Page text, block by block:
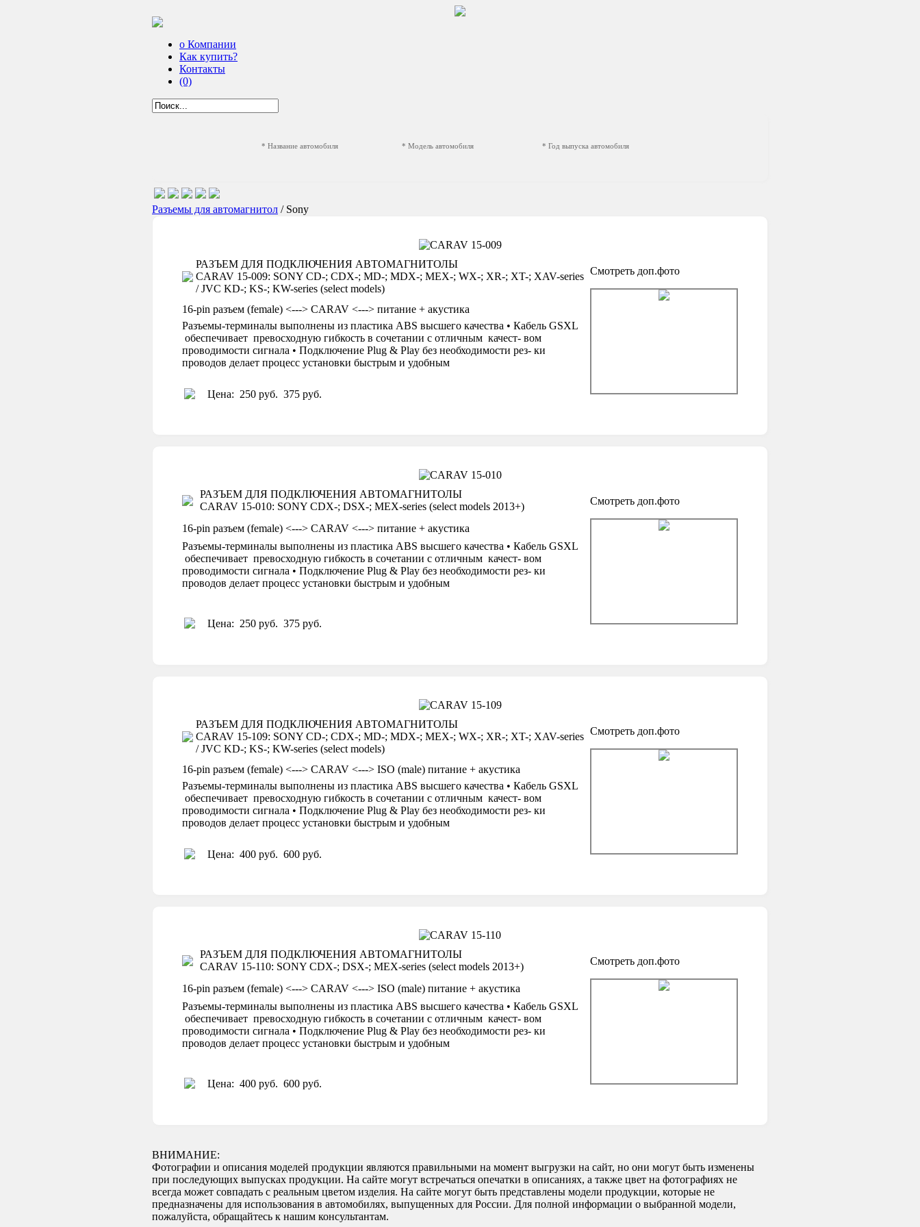
о Компании
Как купить?
Контакты
(0)
* Название автомобиля * Модель автомобиля * Год выпуска автомобиля
Разъемы для автомагнитол / Sony
РАЗЪЕМ ДЛЯ ПОДКЛЮЧЕНИЯ АВТОМАГНИТОЛЫ
CARAV 15-009: SONY CD-; CDX-; MD-; MDX-; MEX-; WX-; XR-; XT-; XAV-series
/ JVC KD-; KS-; KW-series (select models)
Смотреть доп.фото
16-pin разъем (female) <---> CARAV <---> питание + акустика
Разъемы-терминалы выполнены из пластика ABS высшего качества • Кабель GSXL
обеспечивает превосходную гибкость в сочетании с отличным качест- вом
проводимости сигнала • Подключение Plug & Play без необходимости рез- ки
проводов делает процесс установки быстрым и удобным
Цена: 250 руб. 375 руб.
РАЗЪЕМ ДЛЯ ПОДКЛЮЧЕНИЯ АВТОМАГНИТОЛЫ
CARAV 15-010: SONY CDX-; DSX-; MEX-series (select models 2013+)
Смотреть доп.фото
16-pin разъем (female) <---> CARAV <---> питание + акустика
Разъемы-терминалы выполнены из пластика ABS высшего качества • Кабель GSXL
обеспечивает превосходную гибкость в сочетании с отличным качест- вом
проводимости сигнала • Подключение Plug & Play без необходимости рез- ки
проводов делает процесс установки быстрым и удобным
Цена: 250 руб. 375 руб.
РАЗЪЕМ ДЛЯ ПОДКЛЮЧЕНИЯ АВТОМАГНИТОЛЫ
CARAV 15-109: SONY CD-; CDX-; MD-; MDX-; MEX-; WX-; XR-; XT-; XAV-series
/ JVC KD-; KS-; KW-series (select models)
Смотреть доп.фото
16-pin разъем (female) <---> CARAV <---> ISO (male) питание + акустика
Разъемы-терминалы выполнены из пластика ABS высшего качества • Кабель GSXL
обеспечивает превосходную гибкость в сочетании с отличным качест- вом
проводимости сигнала • Подключение Plug & Play без необходимости рез- ки
проводов делает процесс установки быстрым и удобным
Цена: 400 руб. 600 руб.
РАЗЪЕМ ДЛЯ ПОДКЛЮЧЕНИЯ АВТОМАГНИТОЛЫ
CARAV 15-110: SONY CDX-; DSX-; MEX-series (select models 2013+)
Смотреть доп.фото
16-pin разъем (female) <---> CARAV <---> ISO (male) питание + акустика
Разъемы-терминалы выполнены из пластика ABS высшего качества • Кабель GSXL
обеспечивает превосходную гибкость в сочетании с отличным качест- вом
проводимости сигнала • Подключение Plug & Play без необходимости рез- ки
проводов делает процесс установки быстрым и удобным
Цена: 400 руб. 600 руб.
ВНИМАНИЕ:
Фотографии и описания моделей продукции являются правильными на момент выгрузки на сайт, но они могут быть изменены
при последующих выпусках продукции. На сайте могут встречаться опечатки в описаниях, а также цвет на фотографиях не
всегда может совпадать с реальным цветом изделия. На сайте могут быть представлены модели продукции, которые не
предназначены для использования в автомобилях, выпущенных для России. Для полной информации о выбранной модели,
пожалуйста, обращайтесь к нашим консультантам.